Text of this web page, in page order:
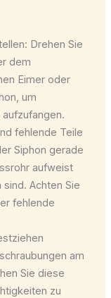
Drehen Sie
dem
Eimer oder
um
fehlende Teile
Siphon gerade
aufweist
Achten Sie
fehlende
am
Sie diese
zu